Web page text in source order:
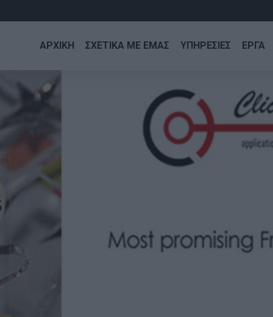
ΑΡΧΙΚΗ ΣΧΕΤΙΚΑ ΜΕ ΕΜΑΣ ΥΠΗΡΕΣΙΕΣ ΕΡΓΑ